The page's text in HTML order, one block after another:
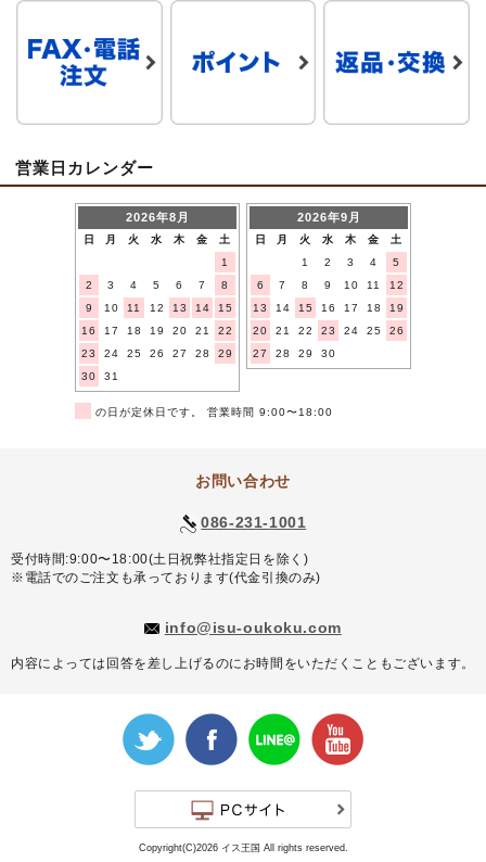
営業日カレンダー
2026年8月
日 月 火 水 木 金
土
1
2
3 4 5 6 7
8
9
10 11 12 13 14
15
16
17 18 19 20 21
22
23
24 25 26 27 28
29
30
31
2026年9月
日 月 火 水 木 金
土
1
2 3 4
5
6
7 8 9 10 11
12
13
14 15 16 17 18
19
20
21 22 23 24 25
26
27
28 29 30
の日が定休日です。 営業時間 9:00〜18:00
お問い合わせ
086-231-1001
受付時間:9:00〜18:00(土日祝弊社指定日を除く)
※電話でのご注文も承っております(代金引換のみ)
info@isu-oukoku.com
内容によっては回答を差し上げるのにお時間をいただくこともございます。
Copyright(C)2026 イス王国 All rights reserved.